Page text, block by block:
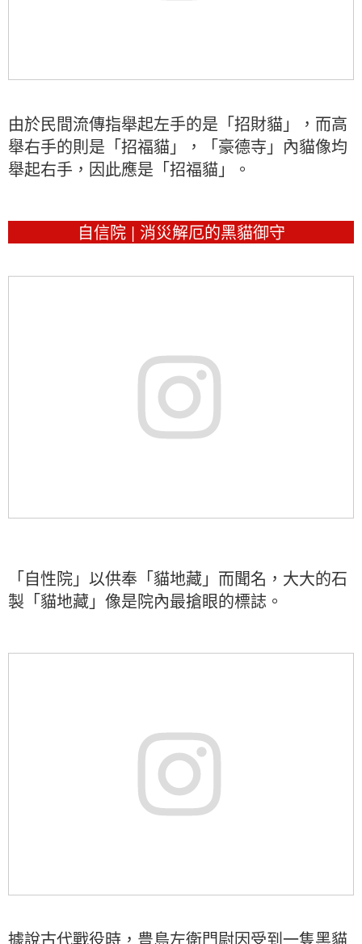
由於民間流傳指舉起左手的是「招財貓」，而高
舉右手的則是「招福貓」，「豪德寺」內貓像均
舉起右手，因此應是「招福貓」。
自信院 | 消災解厄的黑貓御守
「自性院」以供奉「貓地藏」而聞名，大大的石
製「貓地藏」像是院內最搶眼的標誌。
據說古代戰役時，豊島左衛門尉因受到一隻黑貓